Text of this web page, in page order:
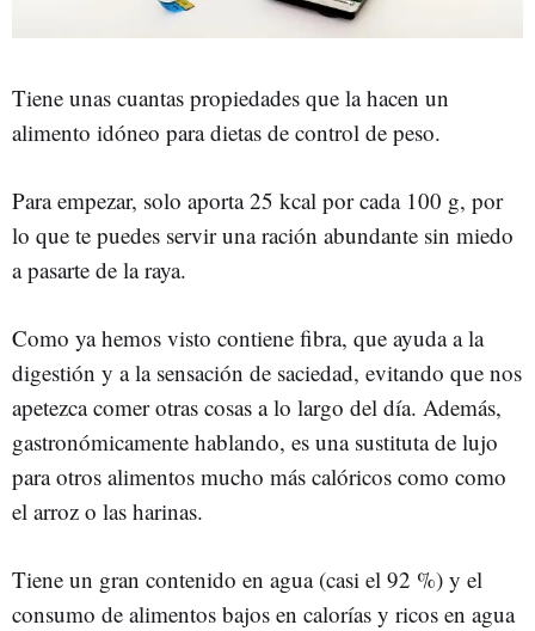
Tiene unas cuantas propiedades que la hacen un
alimento idóneo para dietas de control de peso.
Para empezar, solo aporta 25 kcal por cada 100 g, por
lo que te puedes servir una ración abundante sin miedo
a pasarte de la raya.
Como ya hemos visto contiene fibra, que ayuda a la
digestión y a la sensación de saciedad, evitando que nos
apetezca comer otras cosas a lo largo del día. Además,
gastronómicamente hablando, es una sustituta de lujo
para otros alimentos mucho más calóricos como como
el arroz o las harinas.
Tiene un gran contenido en agua (casi el 92 %) y el
consumo de alimentos bajos en calorías y ricos en agua